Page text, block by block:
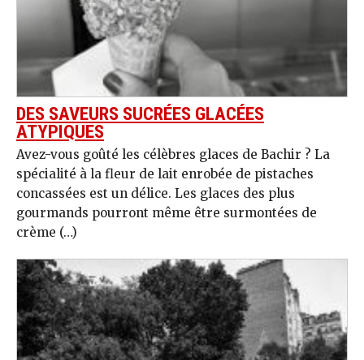
DES SAVEURS SUCRÉES GLACÉES
ATYPIQUES
Avez-vous goûté les célèbres glaces de Bachir ? La
spécialité à la fleur de lait enrobée de pistaches
concassées est un délice. Les glaces des plus
gourmands pourront même être surmontées de
crème (…)